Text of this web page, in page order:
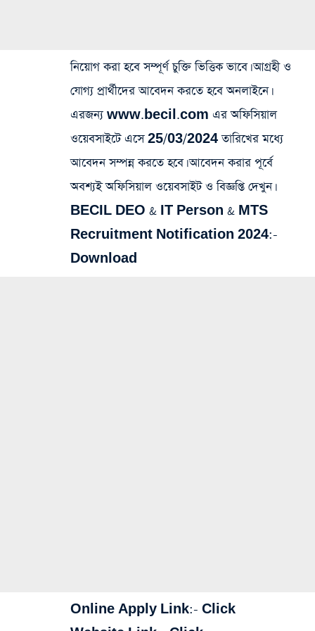
নিয়োগ করা হবে সম্পূর্ণ চুক্তি ভিত্তিক ভাবে। আগ্রহী ও
যোগ্য প্রার্থীদের আবেদন করতে হবে অনলাইনে।
এরজন্য www.becil.com এর অফিসিয়াল
ওয়েবসাইটে এসে 25/03/2024 তারিখের মধ্যে
আবেদন সম্পন্ন করতে হবে। আবেদন করার পূর্বে
অবশ্যই অফিসিয়াল ওয়েবসাইট ও বিজ্ঞপ্তি দেখুন।
BECIL DEO & IT Person & MTS
Recruitment Notification 2024:-
Download
Online Apply Link:- Click